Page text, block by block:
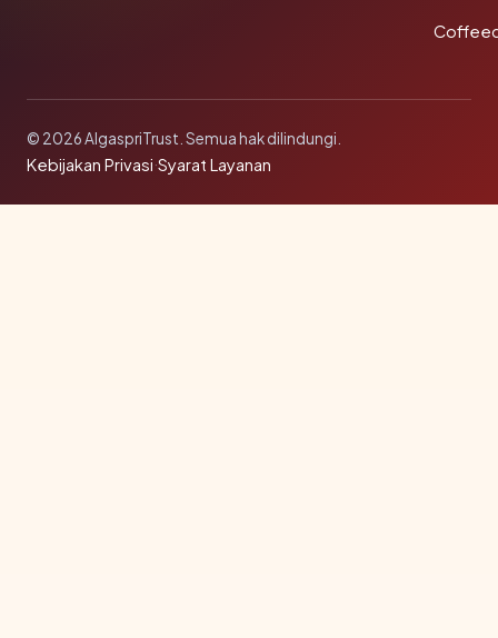
© 2026 AlgaspriTrust. Semua hak dilindungi.
Kebijakan Privasi·Syarat Layanan